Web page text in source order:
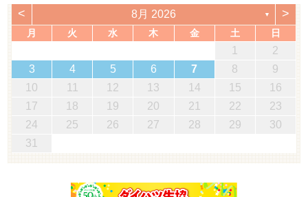
< 8月 2026 ▼ >
月 火 水 木 金 土 日
1
2
3
4 5 6 7 8
9
10
11 12 13 14 15
16
17
18 19 20 21 22
23
24
25 26 27 28 29
30
31